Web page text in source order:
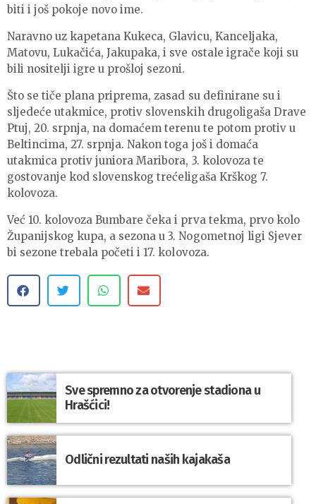
biti i još pokoje novo ime.
Naravno uz kapetana Kukeca, Glavicu, Kanceljaka,
Matovu, Lukačića, Jakupaka, i sve ostale igrače koji su
bili nositelji igre u prošloj sezoni.
Što se tiče plana priprema, zasad su definirane su i
sljedeće utakmice, protiv slovenskih drugoligaša Drave
Ptuj, 20. srpnja, na domaćem terenu te potom protiv u
Beltincima, 27. srpnja. Nakon toga još i domaća
utakmica protiv juniora Maribora, 3. kolovoza te
gostovanje kod slovenskog trećeligaša Krškog 7.
kolovoza.
Već 10. kolovoza Bumbare čeka i prva tekma, prvo kolo
Županijskog kupa, a sezona u 3. Nogometnoj ligi Sjever
bi sezone trebala početi i 17. kolovoza.
Sve spremno za otvorenje stadiona u
Hrašćici!
Odlični rezultati naših kajakaša